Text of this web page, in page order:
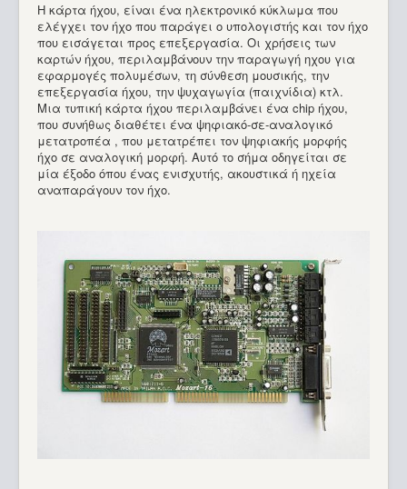
Κάρτες Ήχου
Η κάρτα ήχου, είναι ένα ηλεκτρονικό κύκλωμα που
ελέγχει τον ήχο που παράγει ο υπολογιστής και τον ήχο
που εισάγεται προς επεξεργασία. Οι χρήσεις των
καρτών ήχου, περιλαμβάνουν την παραγωγή ηχου για
εφαρμογές πολυμέσων, τη σύνθεση μουσικής, την
επεξεργασία ήχου, την ψυχαγωγία (παιχνίδια) κτλ.
Μια τυπική κάρτα ήχου περιλαμβάνει ένα chip ήχου,
που συνήθως διαθέτει ένα ψηφιακό-σε-αναλογικό
μετατροπέα , που μετατρέπει τον ψηφιακής μορφής
ήχο σε αναλογική μορφή. Αυτό το σήμα οδηγείται σε
μία έξοδο όπου ένας ενισχυτής, ακουστικά ή ηχεία
αναπαράγουν τον ήχο.